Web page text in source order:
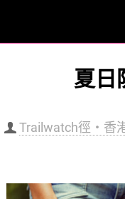
夏日
Trailwatch徑‧香